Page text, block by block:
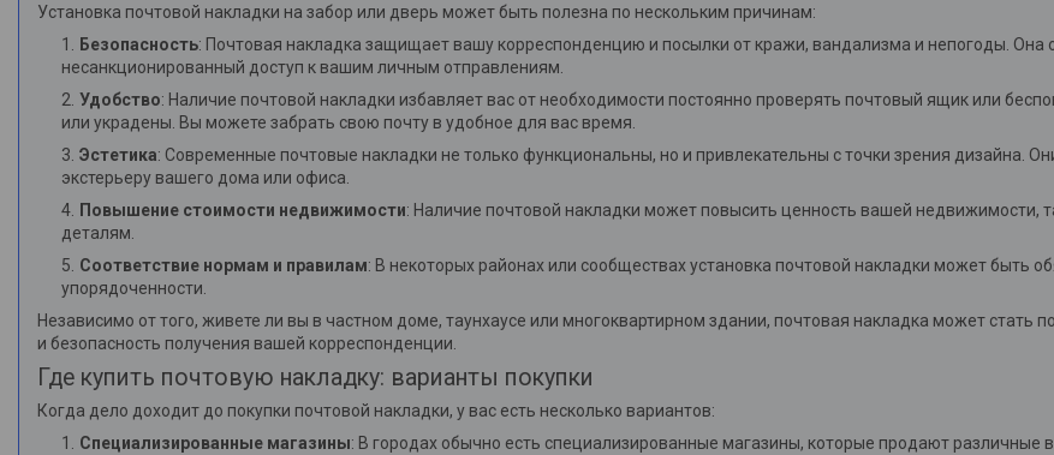
Установка почтовой накладки на забор или дверь может быть полезна по нескольким причинам:
Безопасность: Почтовая накладка защищает вашу корреспонденцию и посылки от кражи, вандализма и непогоды.
несанкционированный доступ к вашим личным отправлениям.
Удобство: Наличие почтовой накладки избавляет вас от необходимости постоянно проверять почтовый ящик или
или украдены. Вы можете забрать свою почту в удобное для вас время.
Эстетика: Современные почтовые накладки не только функциональны, но и привлекательны с точки зрения дизайна.
экстерьеру вашего дома или офиса.
Повышение стоимости недвижимости: Наличие почтовой накладки может повысить ценность вашей недвижимости,
деталям.
Соответствие нормам и правилам: В некоторых районах или сообществах установка почтовой накладки может быть
упорядоченности.
Независимо от того, живете ли вы в частном доме, таунхаусе или многоквартирном здании, почтовая накладка может
и безопасность получения вашей корреспонденции.
Где купить почтовую накладку: варианты покупки
Когда дело доходит до покупки почтовой накладки, у вас есть несколько вариантов:
Специализированные магазины: В городах обычно есть специализированные магазины, которые продают